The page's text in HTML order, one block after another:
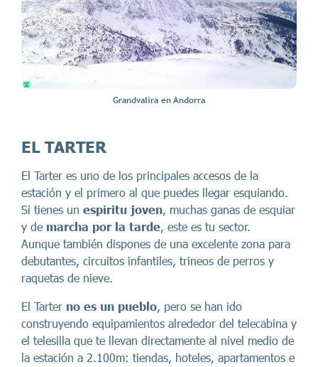
Grandvalira en Andorra
EL TARTER
El Tarter es uno de los principales accesos de la
estación y el primero al que puedes llegar esquiando.
Si tienes un espíritu joven, muchas ganas de esquiar
y de marcha por la tarde, este es tu sector.
Aunque también dispones de una excelente zona para
debutantes, circuitos infantiles, trineos de perros y
raquetas de nieve.
El Tarter no es un pueblo, pero se han ido
construyendo equipamientos alrededor del telecabina y
el telesilla que te llevan directamente al nivel medio de
la estación a 2.100m: tiendas, hoteles, apartamentos e